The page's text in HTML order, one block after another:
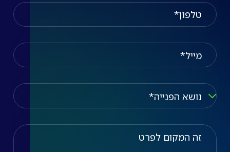
טלפון
מייל
נושא הפניה
נושא הפנייה*, שירות, עמדות טעינה, התקנות ואביזרים
זה המקום לפרט